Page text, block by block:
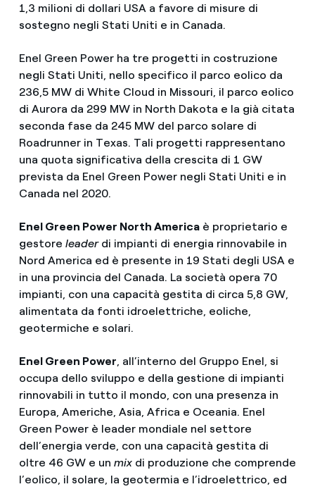
1,3 milioni di dollari USA a favore di misure di
sostegno negli Stati Uniti e in Canada.
Enel Green Power ha tre progetti in costruzione
negli Stati Uniti, nello specifico il parco eolico da
236,5 MW di White Cloud in Missouri, il parco eolico
di Aurora da 299 MW in North Dakota e la già citata
seconda fase da 245 MW del parco solare di
Roadrunner in Texas. Tali progetti rappresentano
una quota significativa della crescita di 1 GW
prevista da Enel Green Power negli Stati Uniti e in
Canada nel 2020.
Enel Green Power North Americaè proprietario e
gestore leaderdi impianti di energia rinnovabile in
Nord America ed è presente in 19 Stati degli USA e
in una provincia del Canada. La società opera 70
impianti, con una capacità gestita di circa 5,8 GW,
alimentata da fonti idroelettriche, eoliche,
geotermiche e solari.
Enel Green Power, all’interno del Gruppo Enel, si
occupa dello sviluppo e della gestione di impianti
rinnovabili in tutto il mondo, con una presenza in
Europa, Americhe, Asia, Africa e Oceania. Enel
Green Power è leader mondiale nel settore
dell’energia verde, con una capacità gestita di
oltre 46 GW e un mixdi produzione che comprende
l’eolico, il solare, la geotermia e l’idroelettrico, ed